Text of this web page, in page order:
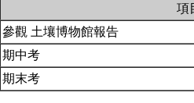
項
參觀 土壤博物館報告
期中考
期末考